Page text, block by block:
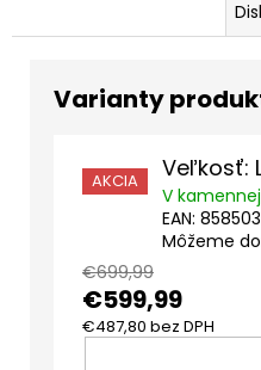
AKCIA Veľkosť:
V
EAN:
Môžeme
€699,99
€599,99
€487,80 bez DPH